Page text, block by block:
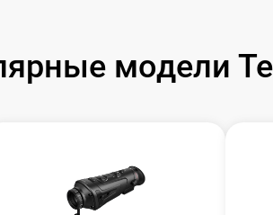
модели